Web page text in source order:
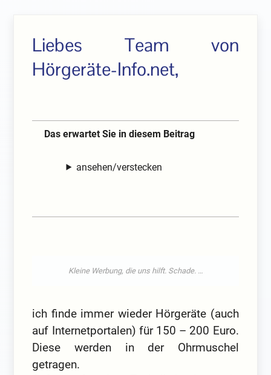
Liebes Team von
Hörgeräte-Info.net,
Das erwartet Sie in diesem Beitrag
ansehen/verstecken
ich finde immer wieder Hörgeräte (auch
auf Internetportalen) für 150 – 200 Euro.
Diese werden in der Ohrmuschel
getragen.